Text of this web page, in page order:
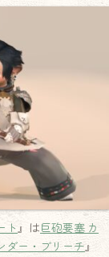
ト』は巨砲要塞 カ
ダー・ブリーチ』